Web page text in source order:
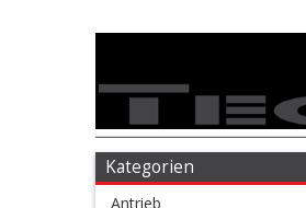
Antrieb
AuspuffKategorien
Antrieb